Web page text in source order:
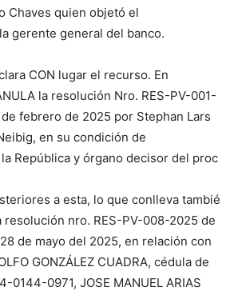
Chaves quien objetó el
gerente general del banco.
CON lugar el recurso. En
la resolución Nro. RES-PV-001-
febrero de 2025 por Stephan Lars
en su condición de
República y órgano decisor del proc
a esta, lo que conlleva tambié
resolución nro. RES-PV-008-2025 de
de mayo del 2025, en relación con
GONZÁLEZ CUADRA, cédula de
0144-0971, JOSE MANUEL ARIAS